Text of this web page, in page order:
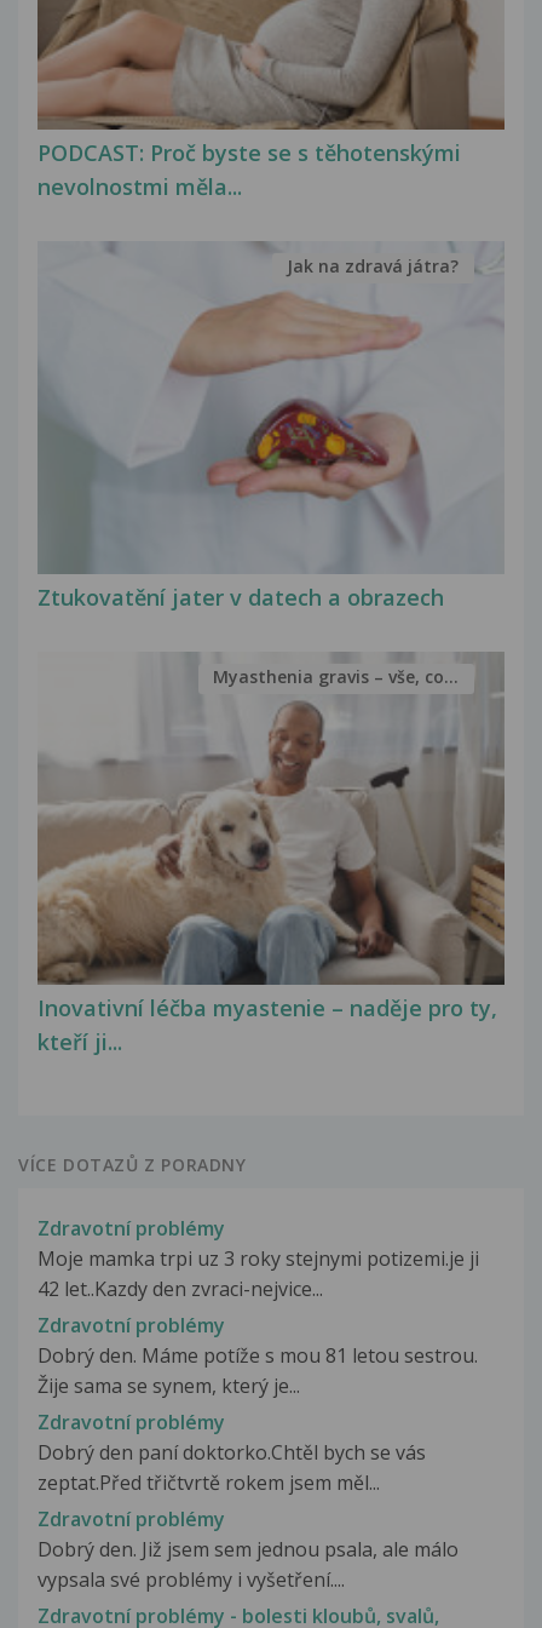
PODCAST: Proč byste se s těhotenskými
nevolnostmi měla...
Ztukovatění jater v datech a obrazech
Jak na zdravá játra?
Inovativní léčba myastenie – naděje pro ty,
kteří ji...
Myasthenia gravis – vše, co...
VÍCE DOTAZŮ Z PORADNY
Zdravotní problémy
Moje mamka trpi uz 3 roky stejnymi potizemi.je ji
42 let..Kazdy den zvraci-nejvice...
Zdravotní problémy
Dobrý den. Máme potíže s mou 81 letou sestrou.
Žije sama se synem, který je...
Zdravotní problémy
Dobrý den paní doktorko.Chtěl bych se vás
zeptat.Před třičtvrtě rokem jsem měl...
Zdravotní problémy
Dobrý den. Již jsem sem jednou psala, ale málo
vypsala své problémy i vyšetření....
Zdravotní problémy - bolesti kloubů, svalů,